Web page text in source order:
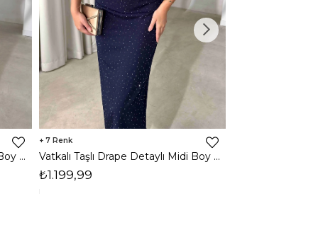
Vatkalı Taşlı Drape Detaylı Midi Boy Kahverengi Jesep Kadın Elbise 26Y282
7
Vatkalı Taşlı Drape Detaylı Midi Boy Lacivert Jesep Kadın Elbise 26Y282
₺1.199,99